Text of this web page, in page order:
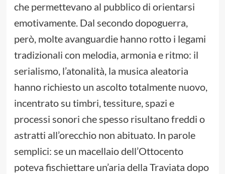
che permettevano al pubblico di orientarsi
emotivamente. Dal secondo dopoguerra,
però, molte avanguardie hanno rotto i legami
tradizionali con melodia, armonia e ritmo: il
serialismo, l’atonalità, la musica aleatoria
hanno richiesto un ascolto totalmente nuovo,
incentrato su timbri, tessiture, spazi e
processi sonori che spesso risultano freddi o
astratti all’orecchio non abituato. In parole
semplici: se un macellaio dell’Ottocento
poteva fischiettare un’aria della Traviata dopo